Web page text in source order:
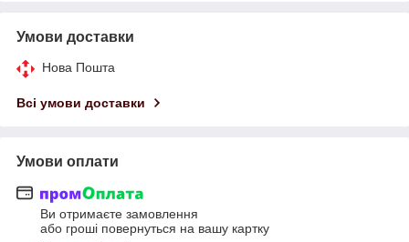
Умови доставки
Нова Пошта
Всі умови доставки
Умови оплати
Ви отримаєте замовлення
або гроші повернуться на вашу картку